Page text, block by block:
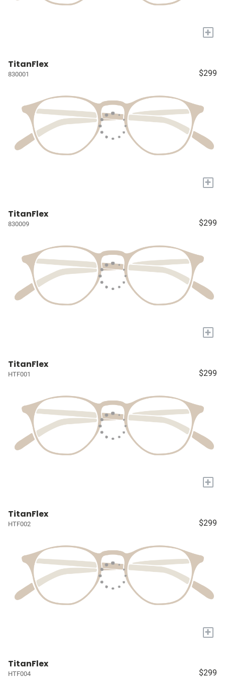
+
TitanFlex
830001 $299
+
TitanFlex
830009 $299
+
TitanFlex
HTF001 $299
+
TitanFlex
HTF002 $299
+
TitanFlex
HTF004 $299